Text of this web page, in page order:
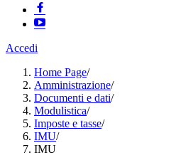
Accedi
Home Page/
Amministrazione/
Documenti e dati/
Modulistica/
Imposte e tasse/
IMU/
IMU